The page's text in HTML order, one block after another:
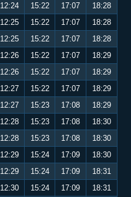
12:24 15:22 17:07
18:28
12:25 15:22 17:07
18:28
12:25 15:22 17:07
18:28
12:26 15:22 17:07
18:29
12:26 15:22 17:07
18:29
12:27 15:22 17:07
18:29
12:27 15:23 17:08
18:29
12:28 15:23 17:08
18:30
12:28 15:23 17:08
18:30
12:29 15:24 17:09
18:30
12:29 15:24 17:09
18:31
12:30 15:24 17:09
18:31